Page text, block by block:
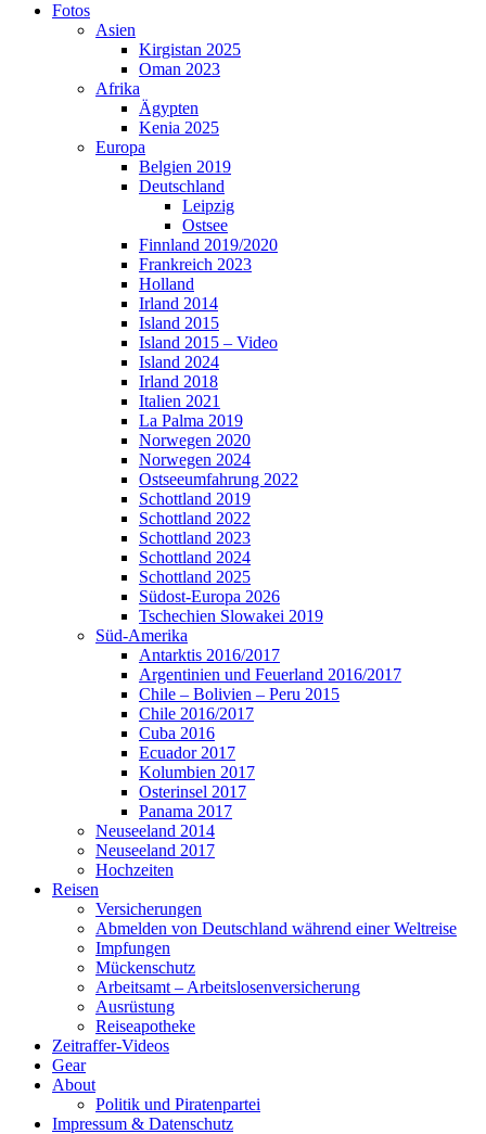
Fotos
Asien
Kirgistan 2025
Oman 2023
Afrika
Ägypten
Kenia 2025
Europa
Belgien 2019
Deutschland
Leipzig
Ostsee
Finnland 2019/2020
Frankreich 2023
Holland
Irland 2014
Island 2015
Island 2015 – Video
Island 2024
Irland 2018
Italien 2021
La Palma 2019
Norwegen 2020
Norwegen 2024
Ostseeumfahrung 2022
Schottland 2019
Schottland 2022
Schottland 2023
Schottland 2024
Schottland 2025
Südost-Europa 2026
Tschechien Slowakei 2019
Süd-Amerika
Antarktis 2016/2017
Argentinien und Feuerland 2016/2017
Chile – Bolivien – Peru 2015
Chile 2016/2017
Cuba 2016
Ecuador 2017
Kolumbien 2017
Osterinsel 2017
Panama 2017
Neuseeland 2014
Neuseeland 2017
Hochzeiten
Reisen
Versicherungen
Abmelden von Deutschland während einer Weltreise
Impfungen
Mückenschutz
Arbeitsamt – Arbeitslosenversicherung
Ausrüstung
Reiseapotheke
Zeitraffer-Videos
Gear
About
Politik und Piratenpartei
Impressum & Datenschutz